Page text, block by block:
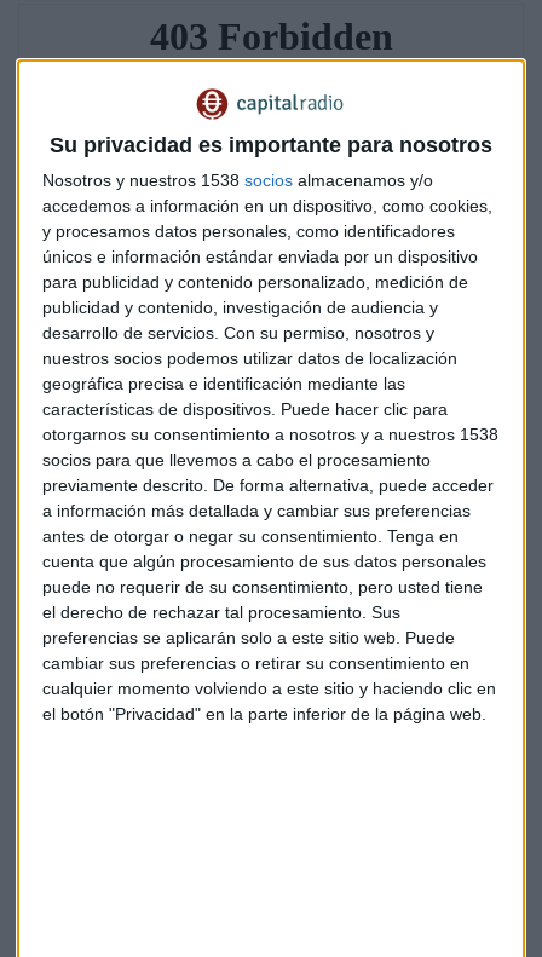
Su privacidad es importante para nosotros
Nosotros y nuestros 1538 socios almacenamos y/o
accedemos a información en un dispositivo, como cookies,
y procesamos datos personales, como identificadores
únicos e información estándar enviada por un dispositivo
para publicidad y contenido personalizado, medición de
publicidad y contenido, investigación de audiencia y
desarrollo de servicios. Con su permiso, nosotros y
nuestros socios podemos utilizar datos de localización
geográfica precisa e identificación mediante las
características de dispositivos. Puede hacer clic para
otorgarnos su consentimiento a nosotros y a nuestros 1538
socios para que llevemos a cabo el procesamiento
previamente descrito. De forma alternativa, puede acceder
a información más detallada y cambiar sus preferencias
antes de otorgar o negar su consentimiento. Tenga en
cuenta que algún procesamiento de sus datos personales
puede no requerir de su consentimiento, pero usted tiene
el derecho de rechazar tal procesamiento. Sus
preferencias se aplicarán solo a este sitio web. Puede
cambiar sus preferencias o retirar su consentimiento en
cualquier momento volviendo a este sitio y haciendo clic en
el botón "Privacidad" en la parte inferior de la página web.
Antes, en el Palacio del Pardo, Sánchez y Xi Jinping,
presidirán la primera reunión formal del Consejo
Empresarial Chino-Español. Este órgano está formado
por diecisiete empresas españolas y quince chinas, está
copresidido por el presidente de Gestamp y por el presidente
del ICBC. La secretaria de Estado de Comercio, Xiana
Margarida Méndez, destaca las funciones de este Consejo